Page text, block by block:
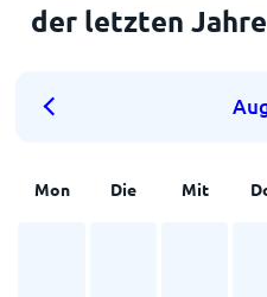
der letzten
Mon Die Mit